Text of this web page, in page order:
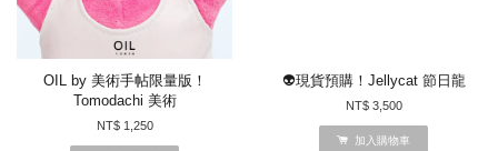
OIL by 美術手帖限量版！
Tomodachi 美術
NT$ 1,250
👽現貨預購！Jellycat 節日龍
NT$ 3,500
加入購物車